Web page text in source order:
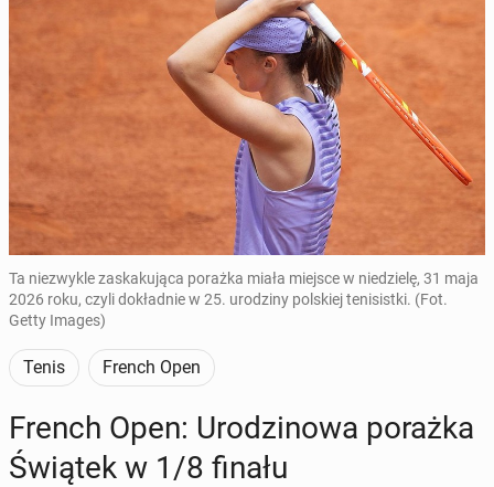
Ta niezwykle zaskakująca porażka miała miejsce w niedzielę, 31 maja
2026 roku, czyli dokładnie w 25. urodziny polskiej tenisistki. (Fot.
Getty Images)
Tenis French Open
French Open: Uro­dzi­no­wa porażka
Świątek w 1/8 finału